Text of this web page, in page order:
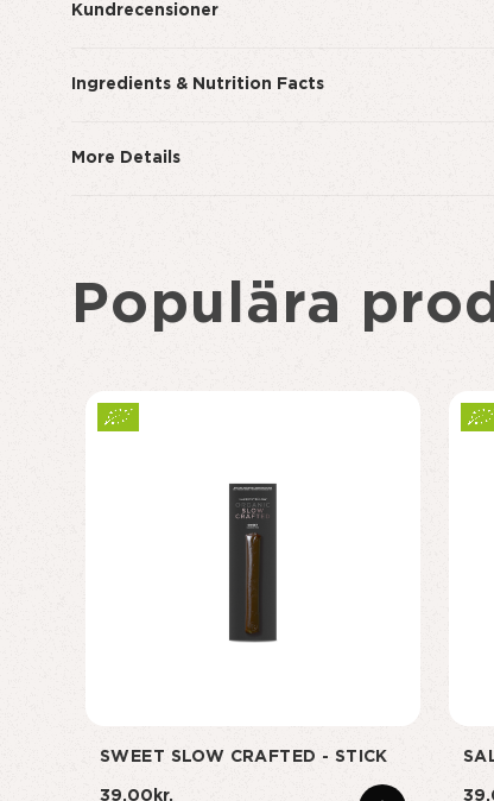
Kundrecensioner
Ingredients & Nutrition Facts
More Details
Populära
SWEET SLOW CRAFTED - STICK
39,00kr.